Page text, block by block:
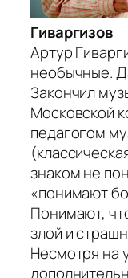
Гиваргизов
Артур
необычные.
Закончил
Московской
педагогом
знаком не
«понимают
Понимают,
злой и
Несмотря на